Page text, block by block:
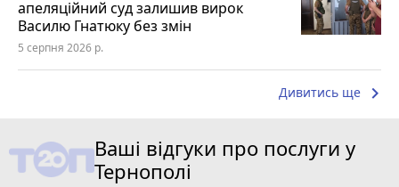
апеляційний суд залишив вирок
Василю Гнатюку без змін
5 серпня 2026 р.
Дивитись ще keyboard_arrow_right
Ваші відгуки про послуги у
Тернополі